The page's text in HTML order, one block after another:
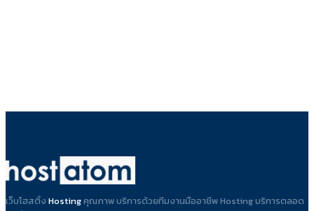
เว็บโฮสติ้ง Hostingคุณภาพ บริการด้วยทีมงานมืออาชีพ Hosting บริการตลอด